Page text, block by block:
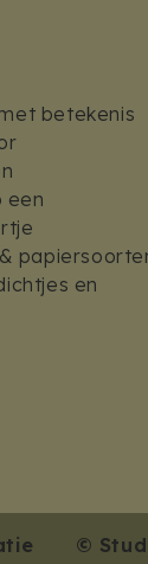
betekenis
een
en
©